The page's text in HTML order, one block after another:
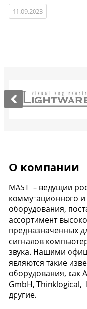
11.09.2023
О компании
MAST – ведущий
коммутационного и
оборудования,
ассортимент
предназначенных
сигналов
звука. Нашими
являются такие
оборудования, как
GmbH, Thinklogical,
другие.